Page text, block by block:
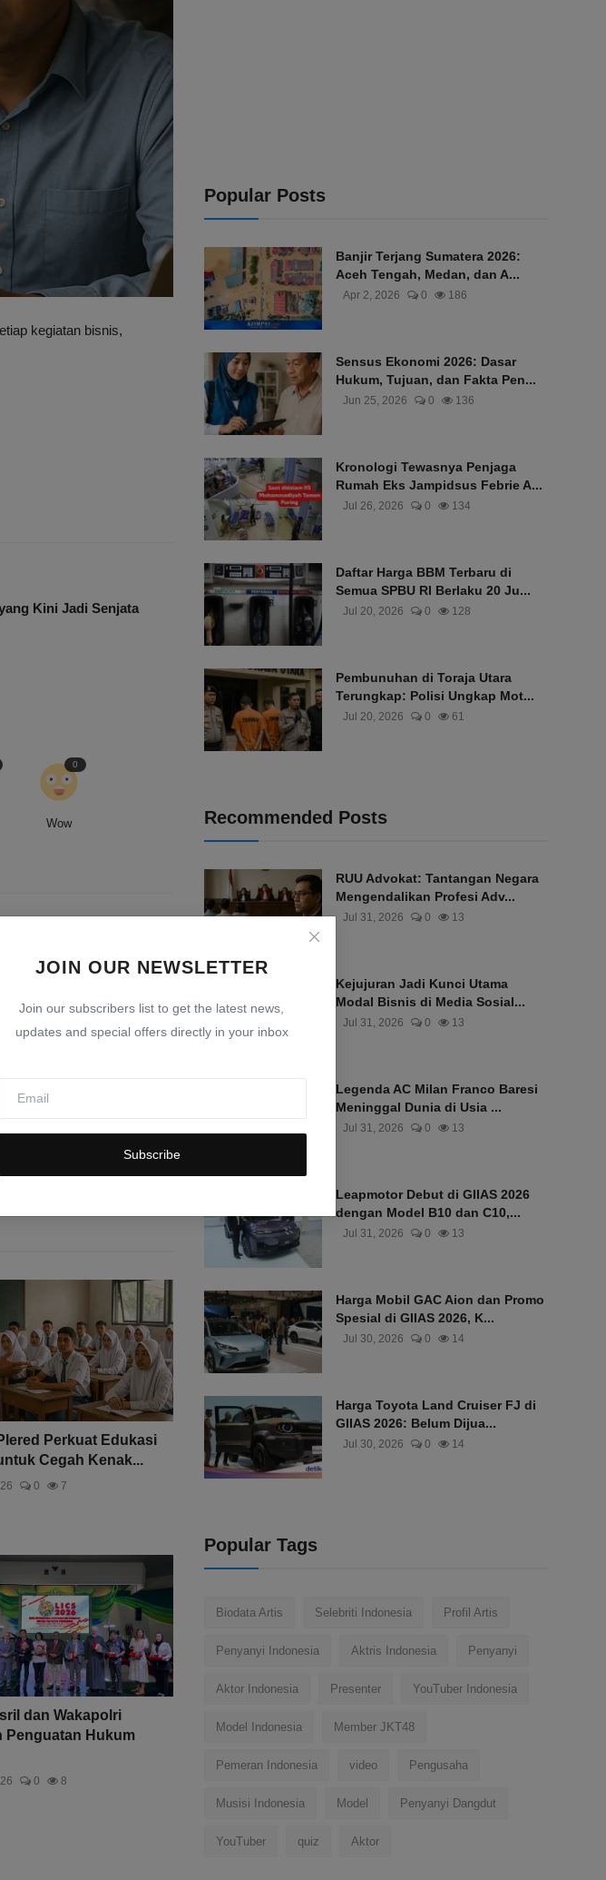
JOIN OUR NEWSLETTER
Join our subscribers list to get the latest news,
updates and special offers directly in your inbox
Subscribe
kegiatan bisnis,
Kini Jadi Senjata
Wow
0
commitment to
timely and accurate
Perkuat Edukasi
Cegah Kenak...
0 7
dan Wakapolri
Penguatan Hukum
0 8
Popular Posts
Banjir Terjang Sumatera 2026:
Aceh Tengah, Medan, dan A...
Apr 2, 2026 0 186
Sensus Ekonomi 2026: Dasar
Hukum, Tujuan, dan Fakta Pen...
Jun 25, 2026 0 136
Kronologi Tewasnya Penjaga
Rumah Eks Jampidsus Febrie A...
Jul 26, 2026 0 134
Daftar Harga BBM Terbaru di
Semua SPBU RI Berlaku 20 Ju...
Jul 20, 2026 0 128
Pembunuhan di Toraja Utara
Terungkap: Polisi Ungkap Mot...
Jul 20, 2026 0 61
Recommended Posts
RUU Advokat: Tantangan Negara
Mengendalikan Profesi Adv...
Jul 31, 2026 0 13
Kejujuran Jadi Kunci Utama
Modal Bisnis di Media Sosial...
Jul 31, 2026 0 13
Legenda AC Milan Franco Baresi
Meninggal Dunia di Usia ...
Jul 31, 2026 0 13
Leapmotor Debut di GIIAS 2026
dengan Model B10 dan C10,...
Jul 31, 2026 0 13
Harga Mobil GAC Aion dan Promo
Spesial di GIIAS 2026, K...
Jul 30, 2026 0 14
Harga Toyota Land Cruiser FJ di
GIIAS 2026: Belum Dijua...
Jul 30, 2026 0 14
Popular Tags
Biodata Artis Selebriti Indonesia Profil Artis
Penyanyi Indonesia Aktris Indonesia Penyanyi
Aktor Indonesia Presenter YouTuber Indonesia
Model Indonesia Member JKT48
Pemeran Indonesia video Pengusaha
Musisi Indonesia Model Penyanyi Dangdut
YouTuber quiz Aktor